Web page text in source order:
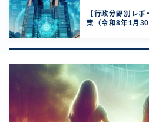
【行政分野別レ
案（令和8年1月30